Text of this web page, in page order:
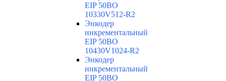
EIP 50BO
10330V512-R2
Энкодер
инкрементальный
EIP 50BO
10430V1024-R2
Энкодер
инкрементальный
EIP 50BO